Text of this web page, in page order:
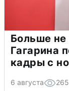
Больше не
Гагарина
кадры с
6 августа 265